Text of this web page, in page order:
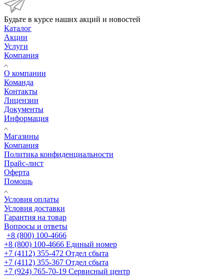
Будьте в курсе наших акций и новостей
Каталог
Акции
Услуги
Компания
О компании
Команда
Контакты
Лицензии
Документы
Информация
Магазины
Компания
Политика конфиденциальности
Прайс-лист
Оферта
Помощь
Условия оплаты
Условия доставки
Гарантия на товар
Вопросы и ответы
+8 (800) 100-4666
+8 (800) 100-4666 Единый номер
+7 (4112) 355-472 Отдел сбыта
+7 (4112) 355-367 Отдел сбыта
+7 (924) 765-70-19 Сервисный центр